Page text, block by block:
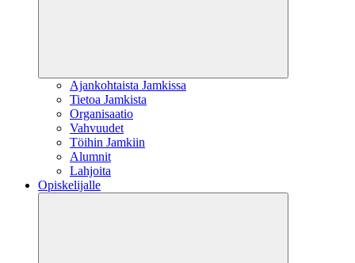
Ajankohtaista Jamkissa
Tietoa Jamkista
Organisaatio
Vahvuudet
Töihin Jamkiin
Alumnit
Lahjoita
Opiskelijalle